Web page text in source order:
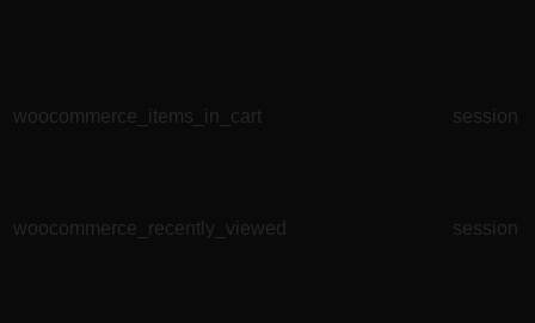
woocommerce_items_in_cart session
woocommerce_recently_viewed session